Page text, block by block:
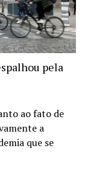
pela
ao fato de
a
que se